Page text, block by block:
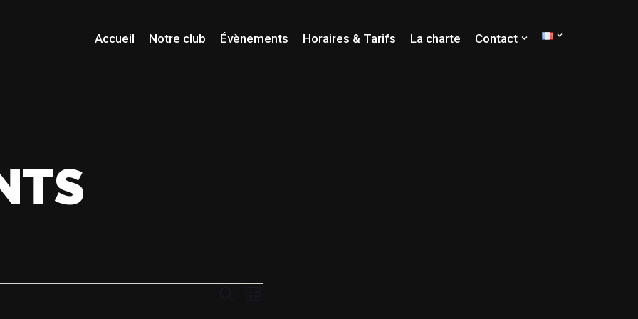
Accueil Notre club Évènements Horaires & Tarifs La charte Contact